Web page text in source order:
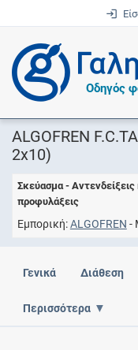
Οδηγός
ALGOFREN
2x10)
Σκεύασμα - Αντενδείξεις
προφυλάξεις
Εμπορική ALGOFREN
Γενικά Διάθεση
Περισσότερα